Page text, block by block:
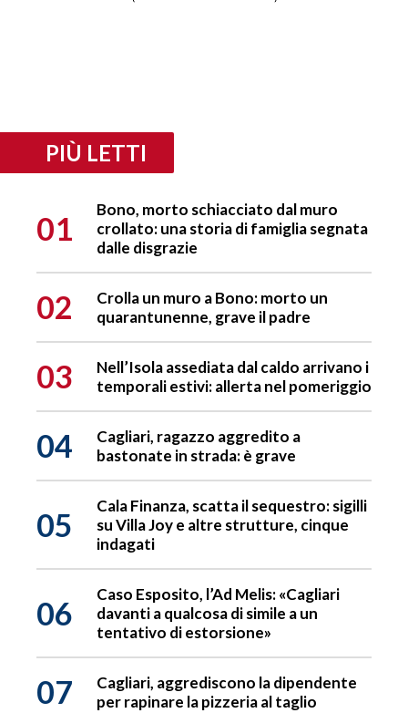
PIÙ LETTI
01
Bono, morto schiacciato dal muro
crollato: una storia di famiglia segnata
dalle disgrazie
02
Crolla un muro a Bono: morto un
quarantunenne, grave il padre
03
Nell’Isola assediata dal caldo arrivano i
temporali estivi: allerta nel pomeriggio
04
Cagliari, ragazzo aggredito a
bastonate in strada: è grave
05
Cala Finanza, scatta il sequestro: sigilli
su Villa Joy e altre strutture, cinque
indagati
06
Caso Esposito, l’Ad Melis: «Cagliari
davanti a qualcosa di simile a un
tentativo di estorsione»
07
Cagliari, aggrediscono la dipendente
per rapinare la pizzeria al taglio